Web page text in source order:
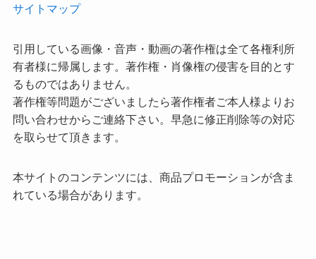
サイトマップ
引用している画像・音声・動画の著作権は全て各権利所
有者様に帰属します。著作権・肖像権の侵害を目的とす
るものではありません。
著作権等問題がございましたら著作権者ご本人様よりお
問い合わせからご連絡下さい。早急に修正削除等の対応
を取らせて頂きます。
本サイトのコンテンツには、商品プロモーションが含ま
れている場合があります。